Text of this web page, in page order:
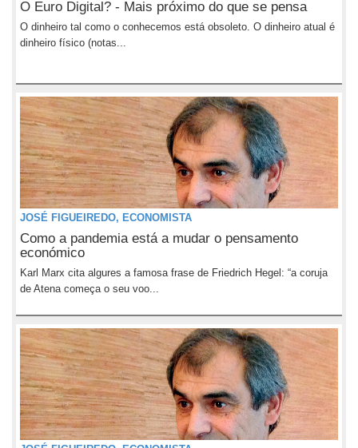
O Euro Digital? - Mais próximo do que se pensa
O dinheiro tal como o conhecemos está obsoleto. O dinheiro atual é
dinheiro físico (notas...
JOSÉ FIGUEIREDO, ECONOMISTA
Como a pandemia está a mudar o pensamento
económico
Karl Marx cita algures a famosa frase de Friedrich Hegel: “a coruja
de Atena começa o seu voo...